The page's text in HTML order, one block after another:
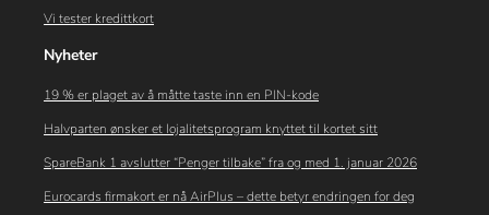
Vi tester kredittkort
Nyheter
19 % er plaget av å måtte taste inn en PIN-kode
Halvparten ønsker et lojalitetsprogram knyttet til kortet sitt
SpareBank 1 avslutter “Penger tilbake” fra og med 1. januar 2026
Eurocards firmakort er nå AirPlus – dette betyr endringen for deg